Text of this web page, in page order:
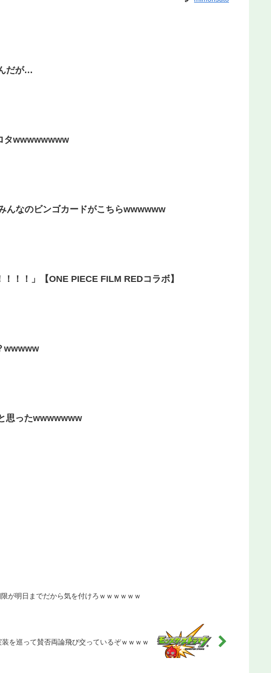
だが…
タwwwwwwww
んなのビンゴカードがこちらwwwwww
！！」【ONE PIECE FILM REDコラボ】
wwwww
思ったwwwwwww
が明日までだから気を付けろｗｗｗｗｗｗ
を巡って賛否両論飛び交っているぞｗｗｗｗ